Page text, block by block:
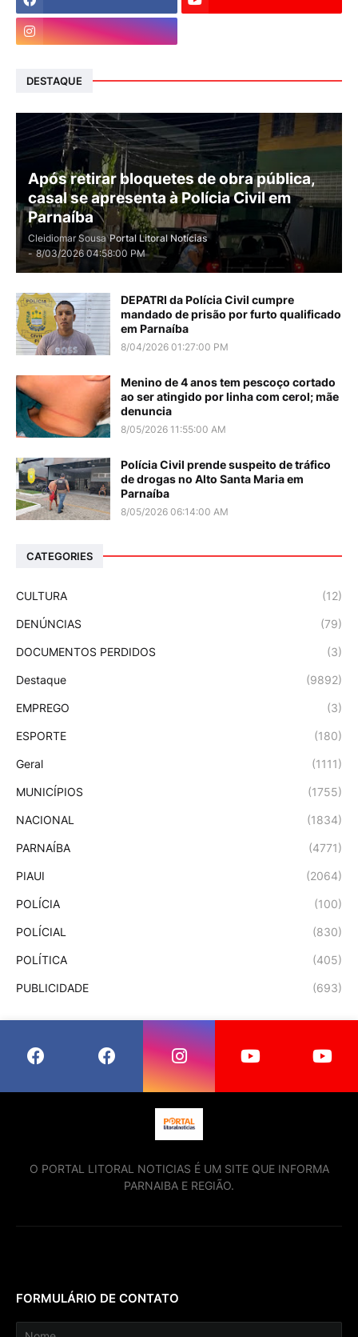
DESTAQUE
Após retirar bloquetes de obra pública,
casal se apresenta à Polícia Civil em
Parnaíba
Cleidiomar Sousa Portal Litoral Notícias
- 8/03/2026 04:58:00 PM
DEPATRI da Polícia Civil cumpre
mandado de prisão por furto qualificado
em Parnaíba
8/04/2026 01:27:00 PM
Menino de 4 anos tem pescoço cortado
ao ser atingido por linha com cerol; mãe
denuncia
8/05/2026 11:55:00 AM
Polícia Civil prende suspeito de tráfico
de drogas no Alto Santa Maria em
Parnaíba
8/05/2026 06:14:00 AM
CATEGORIES
CULTURA (12)
DENÚNCIAS (79)
DOCUMENTOS PERDIDOS (3)
Destaque (9892)
EMPREGO (3)
ESPORTE (180)
Geral (1111)
MUNICÍPIOS (1755)
NACIONAL (1834)
PARNAÍBA (4771)
PIAUI (2064)
POLÍCIA (100)
POLÍCIAL (830)
POLÍTICA (405)
PUBLICIDADE (693)
O PORTAL LITORAL NOTICIAS É UM SITE QUE INFORMA
PARNAIBA E REGIÃO.
FORMULÁRIO DE CONTATO